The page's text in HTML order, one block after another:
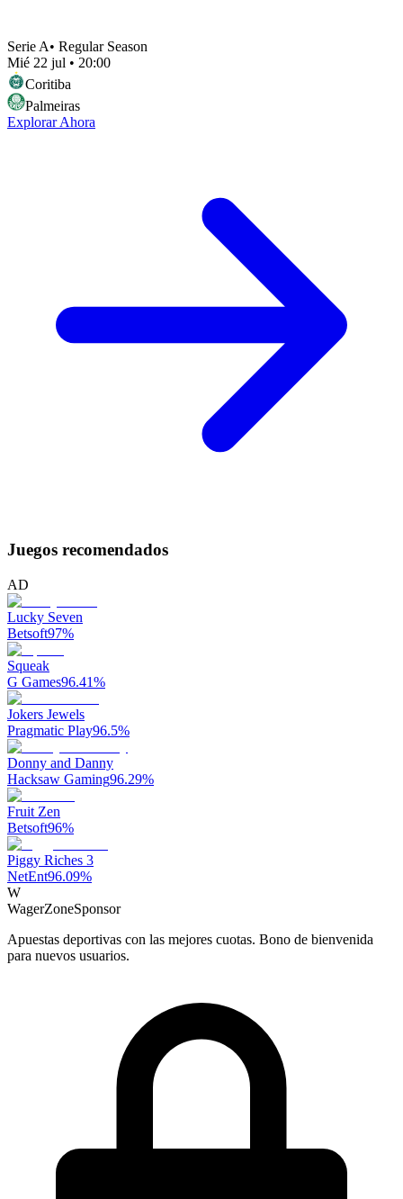
Serie A• Regular Season
Mié 22 jul • 20:00
Coritiba
Palmeiras
Explorar Ahora
Juegos recomendados
AD
Lucky Seven
Betsoft97%
Squeak
G Games96.41%
Jokers Jewels
Pragmatic Play96.5%
Donny and Danny
Hacksaw Gaming96.29%
Fruit Zen
Betsoft96%
Piggy Riches 3
NetEnt96.09%
W
WagerZoneSponsor
Apuestas deportivas con las mejores cuotas. Bono de bienvenida
para nuevos usuarios.